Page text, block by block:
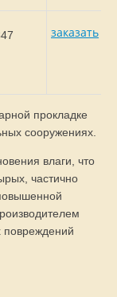
заказать
прокладке
сооружениях.
влаги, что
частично
повреждений